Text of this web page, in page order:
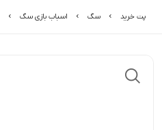
پت خرید سگ اسباب بازی سگ